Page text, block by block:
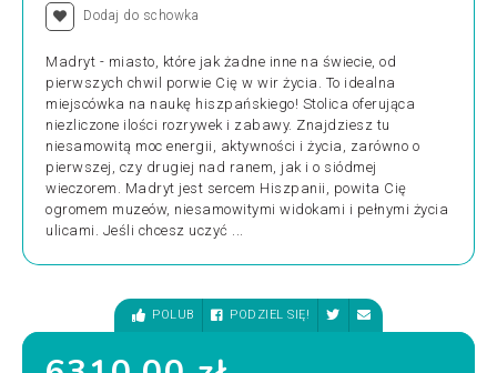
Dodaj do schowka
Madryt - miasto, które jak żadne inne na świecie, od
pierwszych chwil porwie Cię w wir życia. To idealna
miejscówka na naukę hiszpańskiego! Stolica oferująca
niezliczone ilości rozrywek i zabawy. Znajdziesz tu
niesamowitą moc energii, aktywności i życia, zarówno o
pierwszej, czy drugiej nad ranem, jak i o siódmej
wieczorem. Madryt jest sercem Hiszpanii, powita Cię
ogromem muzeów, niesamowitymi widokami i pełnymi życia
ulicami. Jeśli chcesz uczyć ...
POLUB PODZIEL SIĘ!